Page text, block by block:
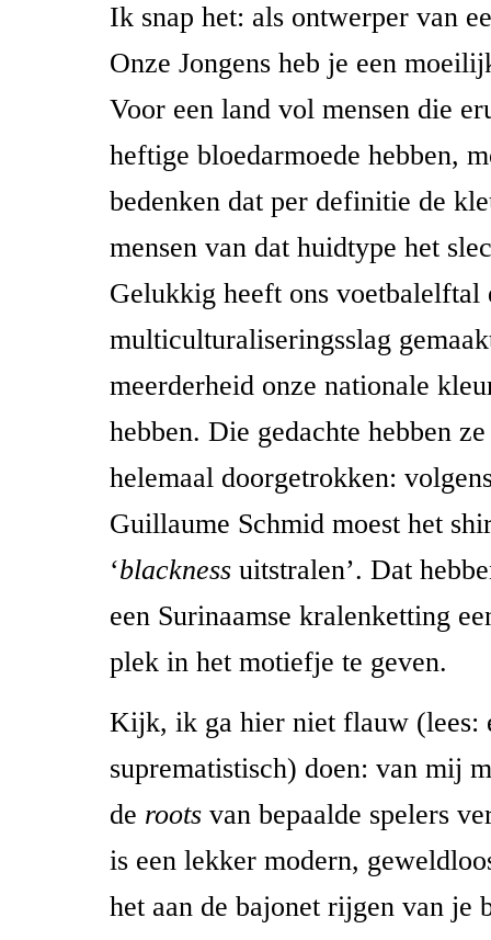
Ik snap het: als ontwerper van
Onze Jongens heb je een
Voor een land vol mensen die
heftige bloedarmoede hebben,
bedenken dat per definitie de
mensen van dat huidtype het
Gelukkig heeft ons voetbalelftal
multiculturaliseringsslag
meerderheid onze nationale
hebben. Die gedachte hebben
helemaal doorgetrokken:
Guillaume Schmid moest het
‘blackness uitstralen’. Dat
een Surinaamse kralenketting
plek in het motiefje te geven.
Kijk, ik ga hier niet flauw (lees:
suprematistisch) doen: van mij
de roots van bepaalde spelers
is een lekker modern,
het aan de bajonet rijgen van je